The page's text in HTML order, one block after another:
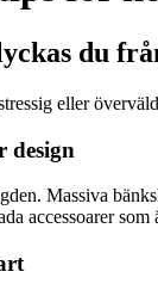
du
eller
design
Massiva
accessoarer som